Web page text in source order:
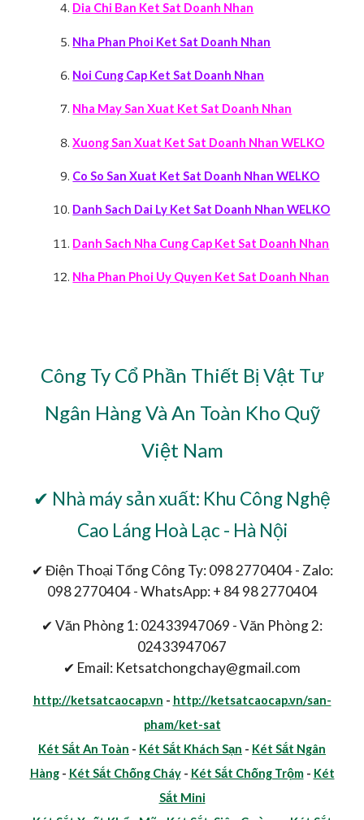
Dia Chi Ban Ket Sat Doanh Nhan
Nha Phan Phoi Ket Sat Doanh Nhan
Noi Cung Cap Ket Sat Doanh Nhan
Nha May San Xuat Ket Sat Doanh Nhan
Xuong San Xuat Ket Sat Doanh Nhan WELKO
Co So San Xuat Ket Sat Doanh Nhan WELKO
Danh Sach Dai Ly Ket Sat Doanh Nhan WELKO
Danh Sach Nha Cung Cap Ket Sat Doanh Nhan
Nha Phan Phoi Uy Quyen Ket Sat Doanh Nhan
Công Ty Cổ Phần Thiết Bị Vật Tư
Ngân Hàng Và An Toàn Kho Quỹ
Việt Nam
✔ Nhà máy sản xuất: Khu Công Nghệ
Cao Láng Hoà Lạc - Hà Nội
✔ Điện Thoại Tổng Công Ty: 098 2770404 - Zalo:
098 2770404 - WhatsApp: + 84 98 2770404
✔ Văn Phòng 1: 02433947069 - Văn Phòng 2:
02433947067
✔ Email: Ketsatchongchay@gmail.com
http://ketsatcaocap.vn - http://ketsatcaocap.vn/san-
pham/ket-sat
Két Sắt An Toàn - Két Sắt Khách Sạn - Két Sắt Ngân
Hàng- Két Sắt Chống Cháy- Két Sắt Chống Trộm- Két
Sắt Mini